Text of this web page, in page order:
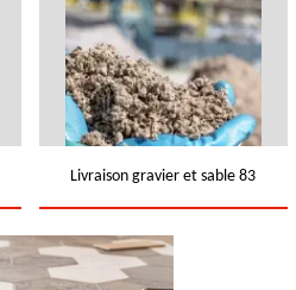
Livraison gravier et sable 83